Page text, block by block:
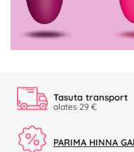
Tasuta transport
alates 29 €
PARIMA HINNA